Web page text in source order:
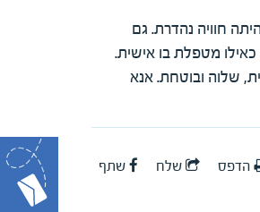
חוויה נהדרת. גם
מטפלת בו אישית.
שלוה ובוטחת. אנא
הדפס שלח שתף